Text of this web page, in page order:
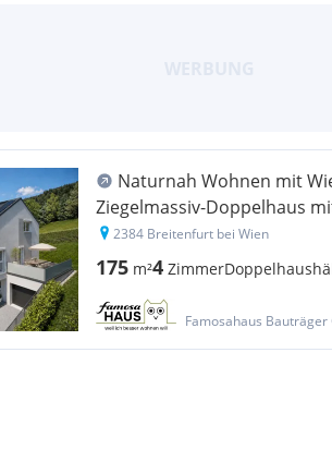
Naturnah Wohnen mit
Ziegelmassiv-Doppelhaus
Energiekonzept
2384 Breitenfurt bei Wien
175 m²4 Zimmer
Famosahaus Bauträger